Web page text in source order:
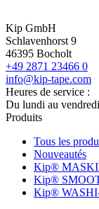
Kip GmbH
Schlavenhorst 9
46395 Bocholt
+49 2871 23466 0
info@kip-tape.com
Heures de service :
Du lundi au
Produits
Tous les
Nouveautés
Kip®
Kip®
Kip®